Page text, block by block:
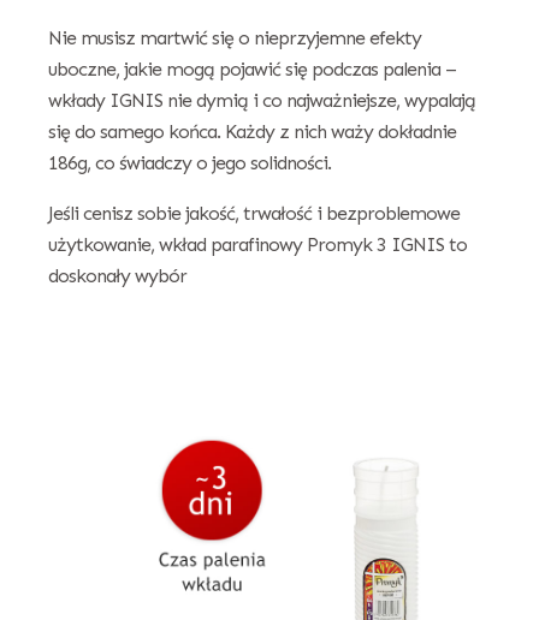
Nie musisz martwić się o nieprzyjemne efekty
uboczne, jakie mogą pojawić się podczas palenia –
wkłady IGNIS nie dymią i co najważniejsze, wypalają
się do samego końca. Każdy z nich waży dokładnie
186g, co świadczy o jego solidności.
Jeśli cenisz sobie jakość, trwałość i bezproblemowe
użytkowanie, wkład parafinowy Promyk 3 IGNIS to
doskonały wybór